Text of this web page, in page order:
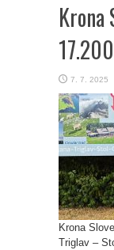
7. 7. 2025
Krona
Triglav –